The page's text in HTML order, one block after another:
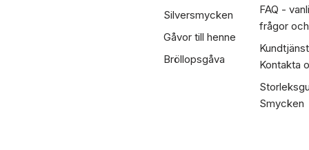
Silversmycken
Gåvor till henne
Bröllopsgåva
FAQ -
frågor
Kontakta
Smycken